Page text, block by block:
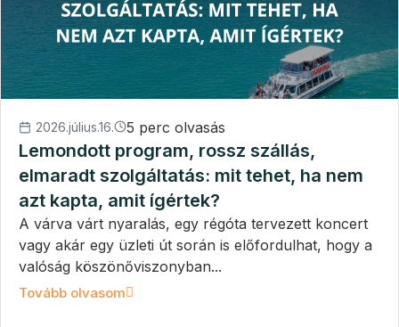
2026.július.16. 5 perc olvasás
Lemondott program, rossz szállás,
elmaradt szolgáltatás: mit tehet, ha nem
azt kapta, amit ígértek?
A várva várt nyaralás, egy régóta tervezett koncert
vagy akár egy üzleti út során is előfordulhat, hogy a
valóság köszönőviszonyban...
Tovább olvasom